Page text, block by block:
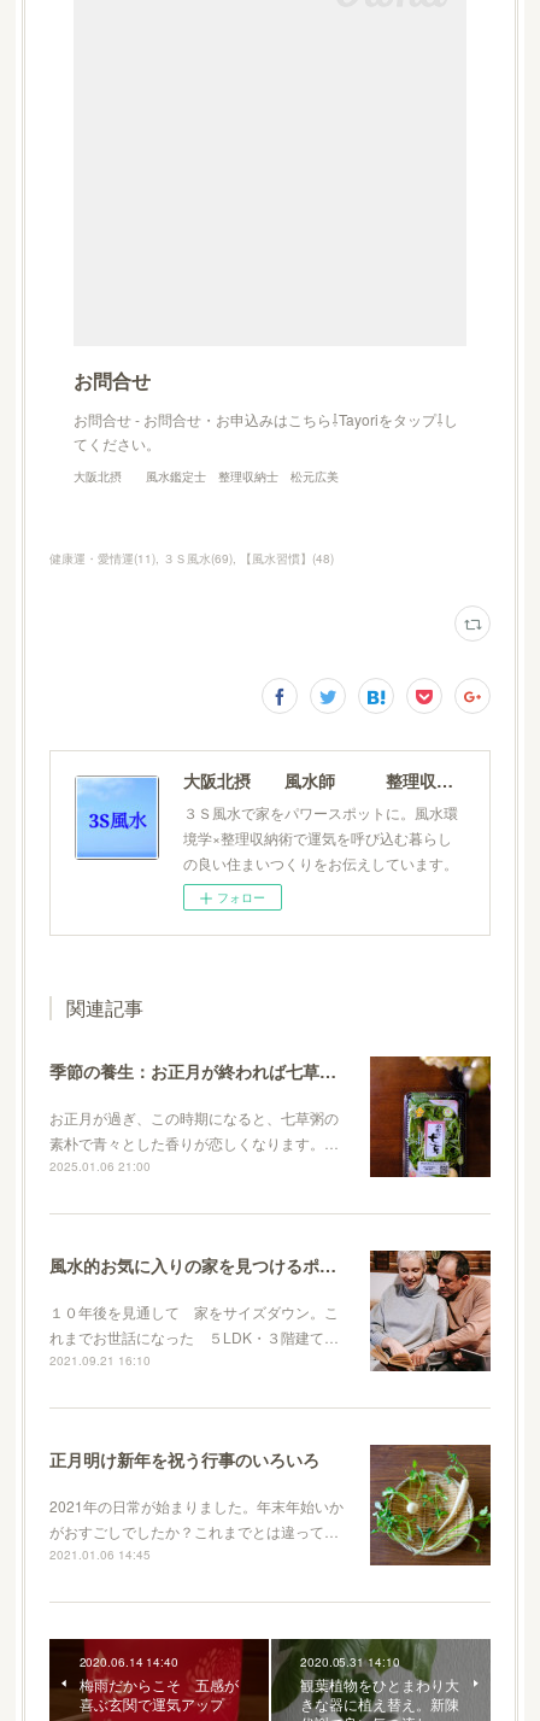
お問合せ
お問合せ - お問合せ・お申込みはこちら⇩Tayoriをタップ⇩し
てください。
大阪北摂 風水鑑定士 整理収納士 松元広美
健康運・愛情運(11) ３Ｓ風水(69) 【風水習慣】 (48)
大阪北摂 風水師 整理収納士 松元広美
３Ｓ風水で家をパワースポットに。風水環
境学×整理収納術で運気を呼び込む暮らし
の良い住まいつくりをお伝えしています。
フォロー
関連記事
季節の養生：お正月が終われば七草粥で胃腸を休めて身体を整える
お正月が過ぎ、この時期になると、七草粥の
素朴で青々とした香りが恋しくなります。…
2025.01.06 21:00
風水的お気に入りの家を見つけるポイント
１０年後を見通して 家をサイズダウン。こ
れまでお世話になった ５LDK・３階建て…
2021.09.21 16:10
正月明け新年を祝う行事のいろいろ
2021年の日常が始まりました。年末年始いか
がおすごしでしたか？これまでとは違って…
2021.01.06 14:45
2020.06.14 14:40
梅雨だからこそ 五感が
喜ぶ玄関で運気アップ
2020.05.31 14:10
観葉植物をひとまわり大
きな器に植え替え。新陳